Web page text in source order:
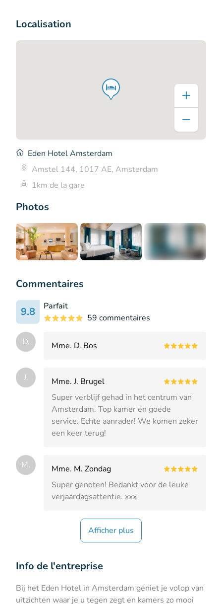
Photos
Commentaires
9.8
Parfait
59 commentaires
D. Mme. D. Bos
J.
Mme. J. Brugel
Super verblijf gehad in het centrum van
Amsterdam. Top kamer en goede
service. Echte aanrader! We komen zeker
een keer terug!
M.
Mme. M. Zondag
Super genoten! Bedankt voor de leuke
verjaardagsattentie. xxx
Afficher plus
Localisation
Eden Hotel Amsterdam
Amstel 144, 1017 AE, Amsterdam
1km de la gare
Info de l'entreprise
Bij het Eden Hotel in Amsterdam geniet je volop van
uitzichten waar je u tegen zegt en kamers zo mooi